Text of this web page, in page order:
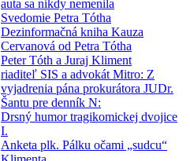
auta sa nikdy nemenila
Svedomie Petra Tótha
Dezinformačná kniha Kauza
Cervanová od Petra Tótha
Peter Tóth a Juraj Kliment
riaditeľ SIS a advokát Mitro: Z
vyjadrenia pána prokurátora JUDr.
Šantu pre denník N:
Drsný humor tragikomickej dvojice
I.
Anketa plk. Pálku očami „sudcu“